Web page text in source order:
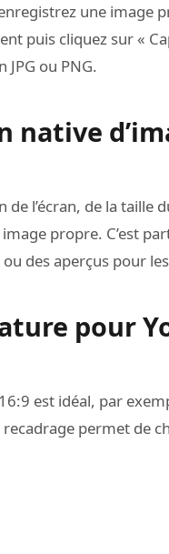
une
puis cliquez sur «
ou PNG.
native
de l’écran, de la
propre. C’est
des aperçus pour
pour
est idéal, par
permet de